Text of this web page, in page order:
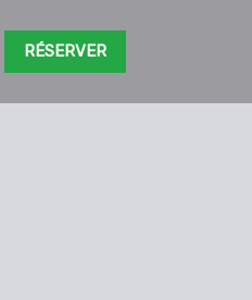
RÉSERVER